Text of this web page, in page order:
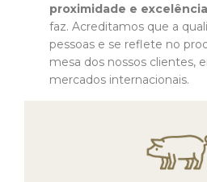
proximidade e excelência
faz. Acreditamos que a
pessoas e se reflete no
mesa dos nossos clientes,
mercados internacionais.